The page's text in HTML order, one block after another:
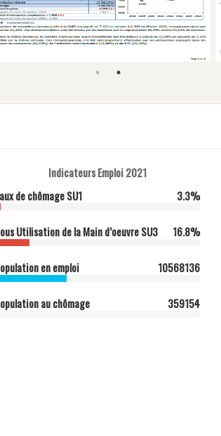
Indicateurs Emploi 2021
de chômage SU1
3.3%
Utilisation de la Main d’oeuvre SU3 16.8%
en emploi 10568136
au chômage 359154